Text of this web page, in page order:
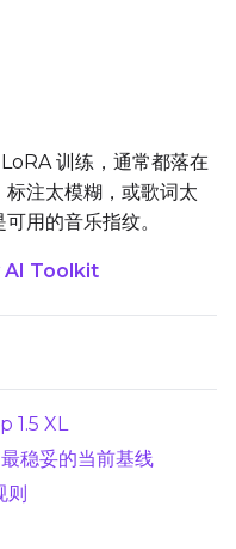
BF16
Every
训练，通常都落在
注太模糊，或歌词太
用的音乐指纹。
AI Toolkit
1.5 XL
稳妥的当前基线
则